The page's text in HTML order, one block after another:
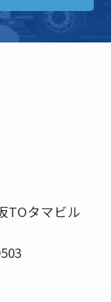
TOタマビル